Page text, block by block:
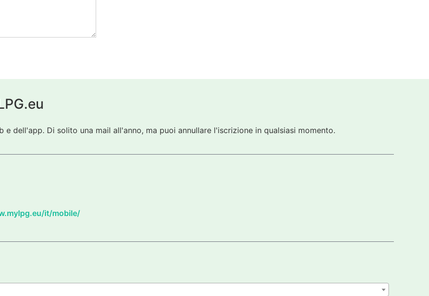
dell'app. Di solito una mail all'anno, ma puoi annullare l'iscrizione in qualsiasi momento.
it/mobile/